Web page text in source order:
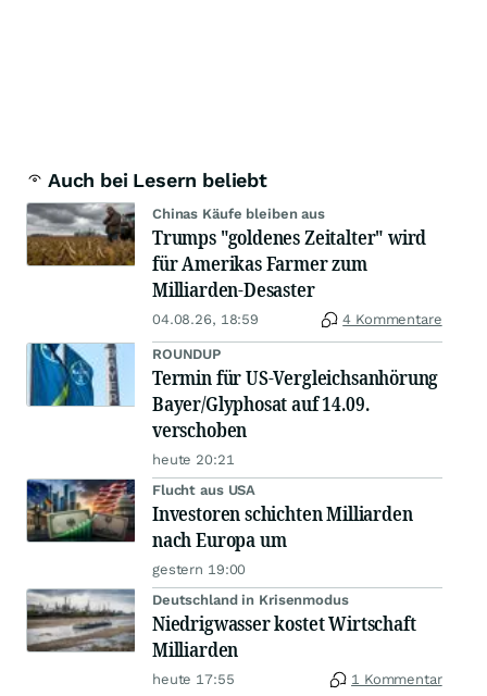
Auch bei Lesern beliebt
Chinas Käufe bleiben aus
Trumps "goldenes Zeitalter" wird
für Amerikas Farmer zum
Milliarden-Desaster
04.08.26, 18:59 4 Kommentare
ROUNDUP
Termin für US-Vergleichsanhörung
Bayer/Glyphosat auf 14.09.
verschoben
heute 20:21
Flucht aus USA
Investoren schichten Milliarden
nach Europa um
gestern 19:00
Deutschland in Krisenmodus
Niedrigwasser kostet Wirtschaft
Milliarden
heute 17:55 1 Kommentar